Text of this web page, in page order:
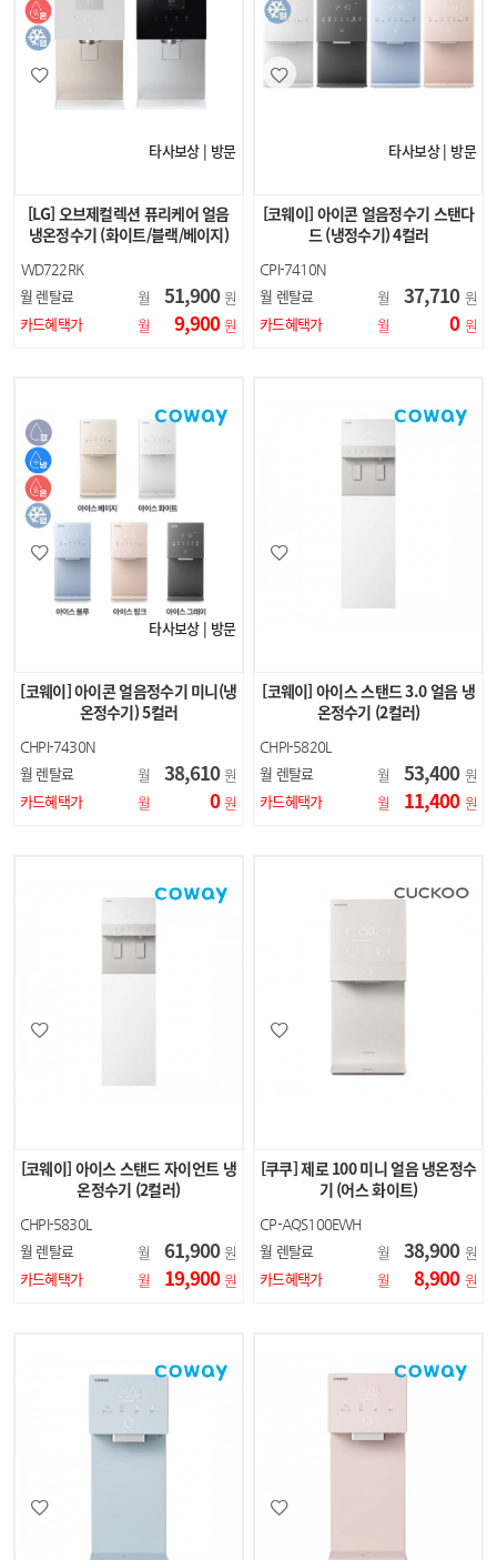
타사보상 | 방문
[LG] 오브제컬렉션 퓨리케어 얼음
냉온정수기 (화이트/블랙/베이지)
WD722RK
WD722RE
월 렌탈료 월 51,900 원
카드혜택가
월 9,900 원
타사보상 | 방문
[코웨이] 아이콘 얼음정수기 스탠다
드 (냉정수기) 4컬러
CPI-7410N
월 렌탈료 월 37,710 원
카드혜택가
월 0 원
타사보상 | 방문
[코웨이] 아이콘 얼음정수기 미니(냉
온정수기) 5컬러
CHPI-7430N
월 렌탈료 월 38,610 원
카드혜택가
월 0 원
[코웨이] 아이스 스탠드 3.0 얼음 냉
온정수기 (2컬러)
CHPI-5820L
월 렌탈료 월 53,400 원
카드혜택가
월 11,400 원
[코웨이] 아이스 스탠드 자이언트 냉
온정수기 (2컬러)
CHPI-5830L
월 렌탈료 월 61,900 원
카드혜택가
월 19,900 원
[쿠쿠] 제로 100 미니 얼음 냉온정수
기 (어스 화이트)
CP-AQS100EWH
월 렌탈료 월 38,900 원
카드혜택가
월 8,900 원